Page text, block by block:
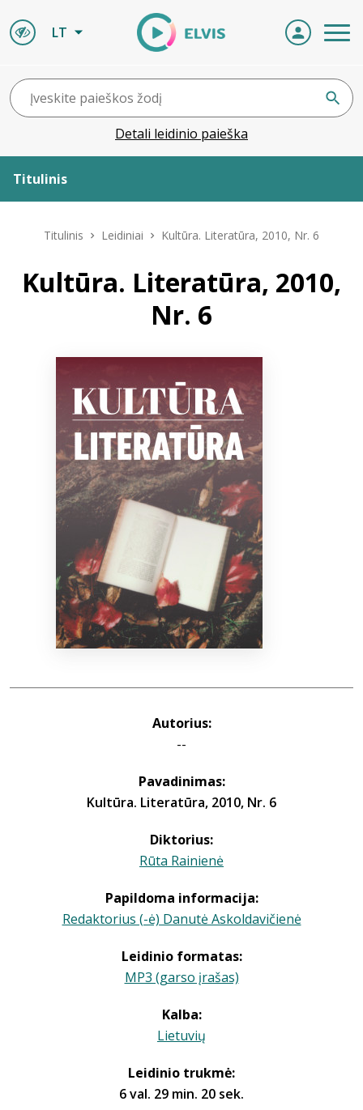
LT
Detali leidinio paieška
Titulinis
Leidiniai
Naujienos
Bibliotekoms
+370 667 80 541
info@elvislab.lt
Titulinis Leidiniai Kultūra. Literatūra, 2010, Nr. 6
Kultūra. Literatūra, 2010,
Nr. 6
Autorius:
--
Pavadinimas:
Kultūra. Literatūra, 2010, Nr. 6
Diktorius:
Rūta Rainienė
Papildoma informacija:
Redaktorius (-ė) Danutė Askoldavičienė
Leidinio formatas:
MP3 (garso įrašas)
Kalba:
Lietuvių
Leidinio trukmė:
6 val. 29 min. 20 sek.